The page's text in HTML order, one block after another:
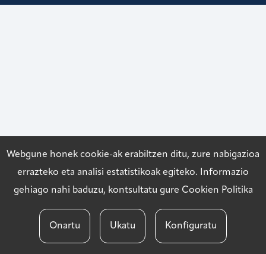
Webgune honek cookie-ak erabiltzen ditu, zure nabigazioa
errazteko eta analisi estatistikoak egiteko. Informazio
gehiago nahi baduzu, kontsultatu gure Cookien Politika
Onartu Ukatu Konfiguratu